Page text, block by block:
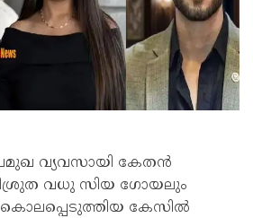
വ്യവസായി കേതൻ
വധു സിയ ഗോയലും
കേസിൽ